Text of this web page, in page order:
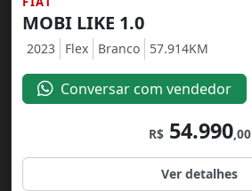
MOBI LIKE 1.0
2023 Flex Branco 57.914KM
Conversar com vendedor
R$54.990,00
Ver detalhes